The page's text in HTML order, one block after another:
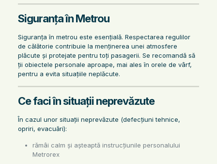
Siguranța în Metrou
Siguranța în metrou este esențială. Respectarea regulilor
de călătorie contribuie la menținerea unei atmosfere
plăcute și protejate pentru toți pasagerii. Se recomandă să
ții obiectele personale aproape, mai ales în orele de vârf,
pentru a evita situațiile neplăcute.
Ce faci în situații neprevăzute
În cazul unor situații neprevăzute (defecțiuni tehnice,
opriri, evacuări):
rămâi calm și așteaptă instrucțiunile personalului
Metrorex